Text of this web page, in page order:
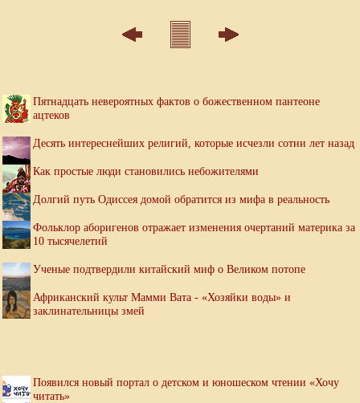
Пятнадцать невероятных фактов о божественном пантеоне
ацтеков
Десять интереснейших религий, которые исчезли сотни лет назад
Как простые люди становились небожителями
Долгий путь Одиссея домой обратится из мифа в реальность
Фольклор аборигенов отражает изменения очертаний материка за
10 тысячелетий
Ученые подтвердили китайский миф о Великом потопе
Африканский культ Мамми Вата - «Хозяйки воды» и
заклинательницы змей
Появился новый портал о детском и юношеском чтении «Хочу
читать»